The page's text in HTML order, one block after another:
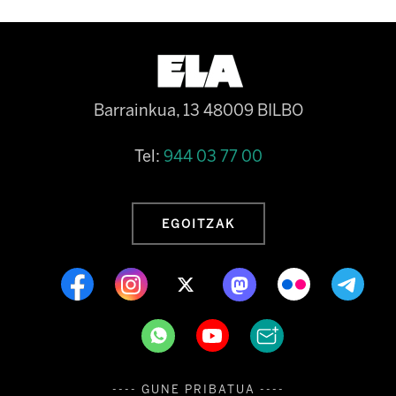
Barrainkua, 13 48009 BILBO
Tel: 944 03 77 00
EGOITZAK
---- GUNE PRIBATUA ----